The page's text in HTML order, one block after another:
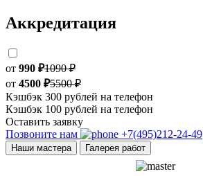
Аккредитация
от 990 ₽1090 ₽
от 4500 ₽5500 ₽
Кэшбэк 300 рублей на телефон
Кэшбэк 100 рублей на телефон
Оставить заявку
Позвоните нам
+7(495)212-24-49
Наши мастера Галерея работ